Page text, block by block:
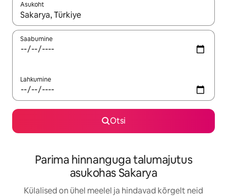
Asukoht
Kui tulemused on kuvatud, liigu ekraanil nooleklahvidega või
Saabumine
Lahkumine
Otsi
Parima hinnanguga talumajutus
asukohas Sakarya
Külalised on ühel meelel ja hindavad kõrgelt neid